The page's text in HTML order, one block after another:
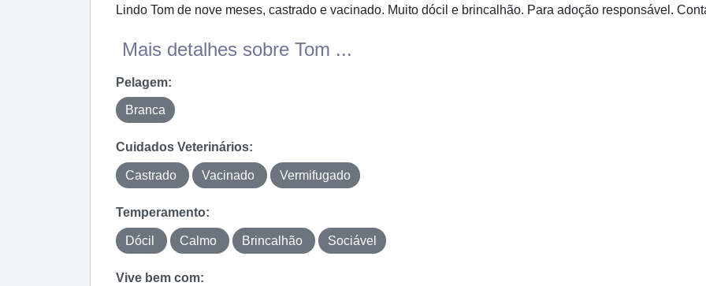
Lindo Tom de nove meses, castrado e vacinado. Muito dócil e brincalhão. Para adoção responsável.
Mais detalhes sobre Tom ...
Pelagem:
Branca
Cuidados Veterinários:
Castrado Vacinado Vermifugado
Temperamento:
Dócil Calmo Brincalhão Sociável
Vive bem com: